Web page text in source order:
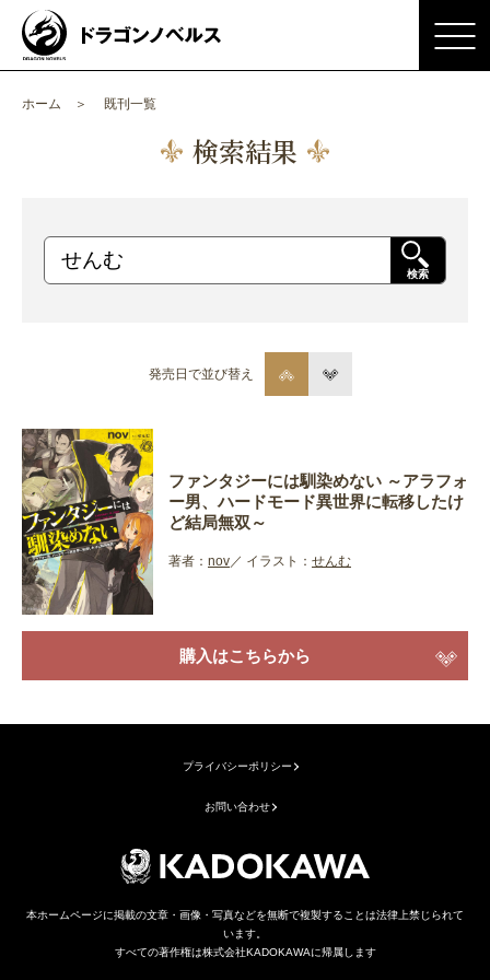
ホーム 既刊一覧
検索結果
検索
発売日で並び替え
ファンタジーには馴染めない ～アラフォ
ー男、ハードモード異世界に転移したけ
ど結局無双～
著者： nov イラスト： せんむ
購入はこちらから
プライバシーポリシー
お問い合わせ
本ホームページに掲載の文章・画像・写真などを無断で複製することは法律上禁じられて
います。
すべての著作権は株式会社KADOKAWAに帰属します